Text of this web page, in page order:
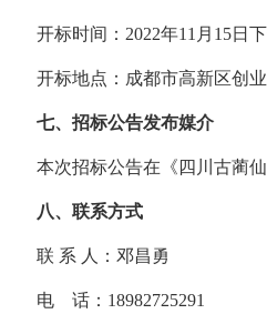
开标时间： 2022年11月 15日
开标地点：成都市高新区创
七、招标公告发布媒介
本次招标公告在《四川古蔺
八、联系方式
联 系 人：邓昌勇
电 话： 18982725291